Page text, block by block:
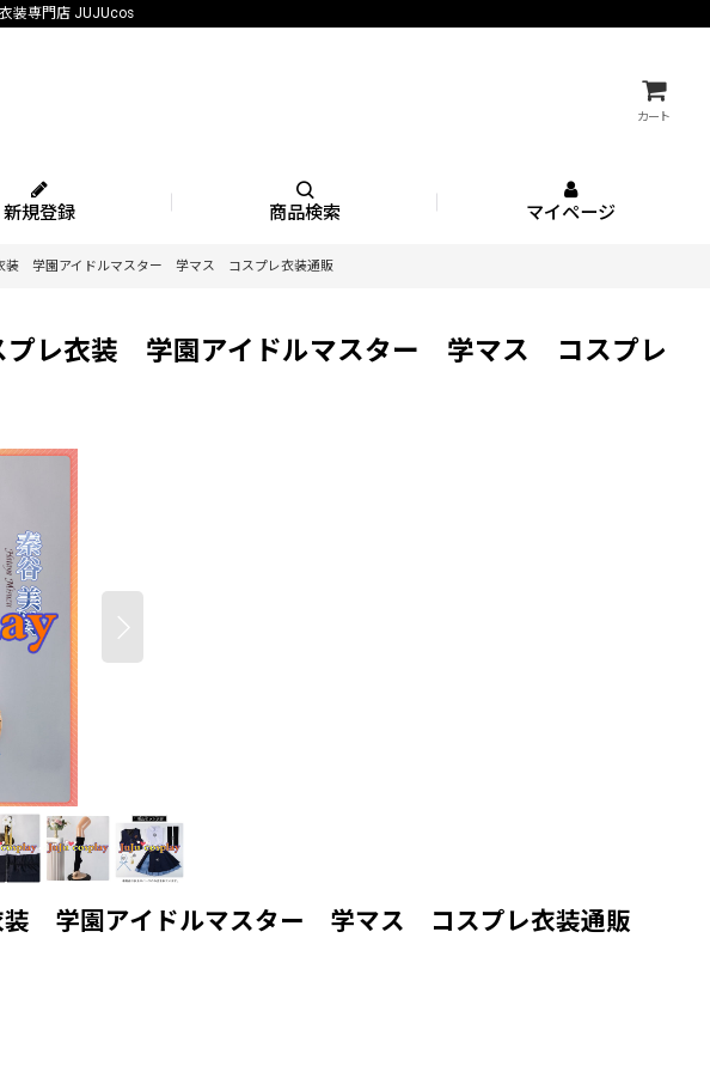
装専門店 JUJUcos
カート
新規登録 商品検索 マイページ
学園アイドルマスター 学マス コスプレ衣装通販
レ衣装 学園アイドルマスター 学マス コスプレ
学園アイドルマスター 学マス コスプレ衣装通販